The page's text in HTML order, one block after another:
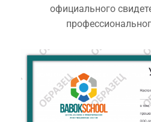
официального